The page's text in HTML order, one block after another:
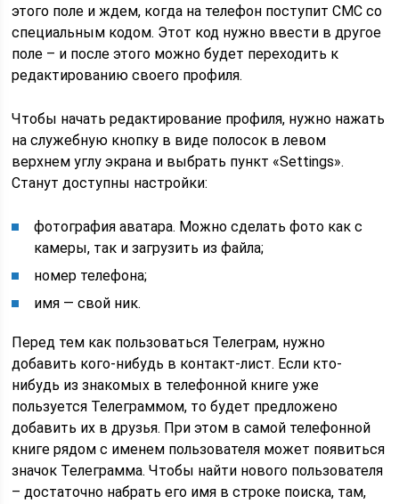
этого поле и ждем, когда на телефон поступит СМС со
специальным кодом. Этот код нужно ввести в другое
поле – и после этого можно будет переходить к
редактированию своего профиля.
Чтобы начать редактирование профиля, нужно нажать
на служебную кнопку в виде полосок в левом
верхнем углу экрана и выбрать пункт «Settings».
Станут доступны настройки:
фотография аватара. Можно сделать фото как с
камеры, так и загрузить из файла;
номер телефона;
имя — свой ник.
Перед тем как пользоваться Телеграм, нужно
добавить кого-нибудь в контакт-лист. Если кто-
нибудь из знакомых в телефонной книге уже
пользуется Телеграммом, то будет предложено
добавить их в друзья. При этом в самой телефонной
книге рядом с именем пользователя может появиться
значок Телеграмма. Чтобы найти нового пользователя
– достаточно набрать его имя в строке поиска, там,